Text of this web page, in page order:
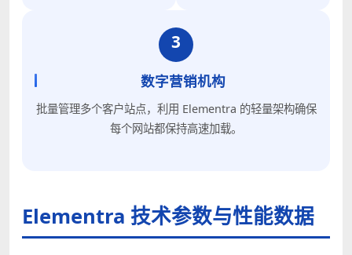
3
数字营销机构
批量管理多个客户站点，利用 Elementra 的轻量架构确保
每个网站都保持高速加载。
Elementra 技术参数与性能数据